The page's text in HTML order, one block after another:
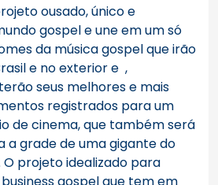
ousado, único e
gospel e une em um só
da música gospel que irão
e no exterior e ,
seus melhores e mais
registrados para um
de cinema, que também será
a grade de uma gigante do
O projeto idealizado para